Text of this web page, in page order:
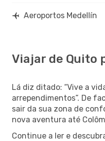
Aeroportos Medellín
Viajar de Quito
Lá diz ditado: “Vive a
arrependimentos”. De
sair da sua zona de
nova aventura até
Continue a ler e